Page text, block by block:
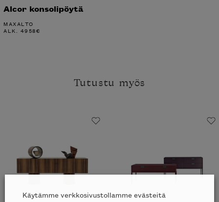
Alcor konsolipöytä
MAXALTO
ALK. 4958€
Tutustu myös
Käytämme verkkosivustollamme evästeitä